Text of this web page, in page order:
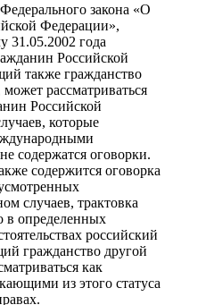
закона «О
Федерации»,
31.05.2002 года
Российской
также гражданство
может рассматриваться
Российской
которые
содержатся оговорки.
содержится оговорка
случаев, трактовка
в определенных
российский
гражданство другой
как
из этого статуса